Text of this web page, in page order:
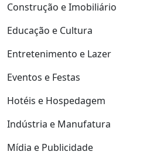
Construção e Imobiliário
Educação e Cultura
Entretenimento e Lazer
Eventos e Festas
Hotéis e Hospedagem
Indústria e Manufatura
Mídia e Publicidade